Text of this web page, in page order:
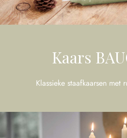
Kaars
Klassieke staafkaarsen met